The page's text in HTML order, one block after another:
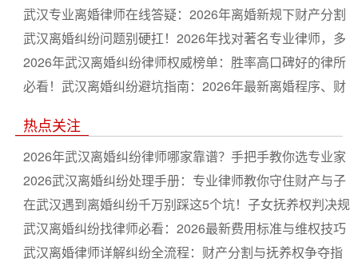
坑指南
武汉专业离婚律师在线答疑：2026年离婚新规下财产分割
与子女抚养权争取全流程指南
武汉离婚纠纷问题别硬扛！2026年找对著名专业律师，多
分财产争取抚养权更省心
2026年武汉离婚纠纷律师权威榜单：胜率高口碑好的律所
排名推荐
必看！武汉离婚纠纷避坑指南：2026年最新离婚程序、财
热点关注
2026年武汉离婚纠纷律师哪家靠谱？手把手教你选专业家
事律所不踩坑
2026武汉离婚纠纷处理手册：专业律师教你守住财产与子
女利益
在武汉遇到离婚纠纷千万别踩这5个坑！子女抚养权判决规
则与证据准备策略
武汉离婚纠纷找律师必看：2026最新费用标准与维权技巧
全解析
武汉离婚律师详解纠纷全流程：财产分割与抚养权争夺指